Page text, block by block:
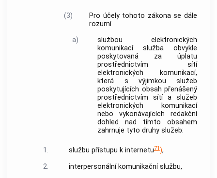
(3)
Pro účely tohoto zákona se dále
rozumí
a)
službou elektronických
komunikacíslužba obvykle
poskytovaná za úplatu
prostřednictvím sítí
elektronických komunikací,
která s výjimkou služeb
poskytujících obsah přenášený
prostřednictvím sítí a služeb
elektronických komunikací
nebo vykonávajících redakční
dohled nad tímto obsahem
zahrnuje tyto druhy služeb:
1. službu přístupu k internetu71),
2.
interpersonální komunikační službu,